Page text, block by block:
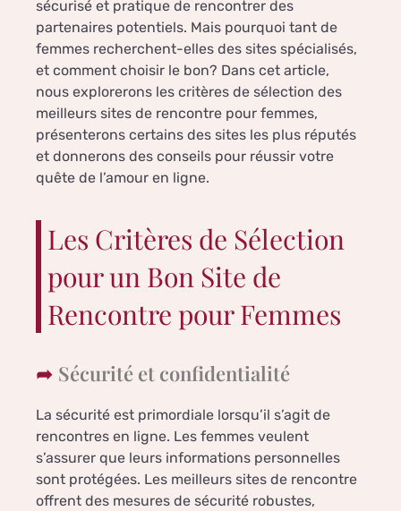
sécurisé et pratique de rencontrer des
partenaires potentiels. Mais pourquoi tant de
femmes recherchent-elles des sites spécialisés,
et comment choisir le bon? Dans cet article,
nous explorerons les critères de sélection des
meilleurs sites de rencontre pour femmes,
présenterons certains des sites les plus réputés
et donnerons des conseils pour réussir votre
quête de l’amour en ligne.
Les Critères de Sélection
pour un Bon Site de
Rencontre pour Femmes
Sécurité et confidentialité
La sécurité est primordiale lorsqu’il s’agit de
rencontres en ligne. Les femmes veulent
s’assurer que leurs informations personnelles
sont protégées. Les meilleurs sites de rencontre
offrent des mesures de sécurité robustes,